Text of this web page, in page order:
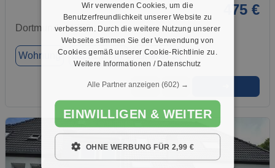
475 €
Dortmund, 44359
Wohnung ca. 51,84 m² Zimmer 3
★ ➦
Wir verwenden Cookies, um die
Benutzerfreundlichkeit unserer Website zu
verbessern. Durch die weitere Nutzung unserer
Webseite stimmen Sie der Verwendung von
Cookies gemäß unserer Cookie-Richtlinie zu.
Weitere Informationen / Datenschutz
Alle Partner anzeigen (602) →
EINWILLIGEN & WEITER
OHNE WERBUNG FÜR 2,99 €